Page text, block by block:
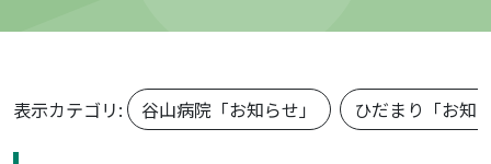
表示カテゴリ: 谷山病院「お知らせ」 ひだまり「お知